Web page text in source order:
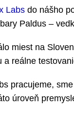
Labs do nášho
Paldus –
miest na
a reálne
pracujeme,
úroveň